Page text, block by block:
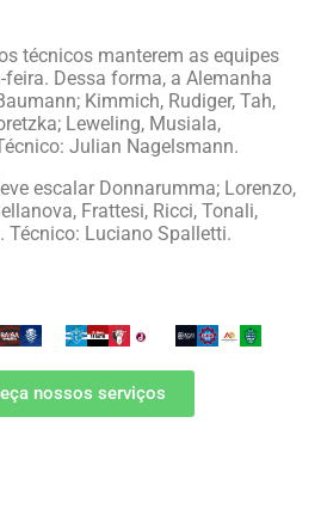
técnicos manterem as equipes
Dessa forma, a Alemanha
Kimmich, Rudiger, Tah,
Leweling, Musiala,
Julian Nagelsmann.
escalar Donnarumma; Lorenzo,
Frattesi, Ricci, Tonali,
Técnico: Luciano Spalletti.
nossos serviços